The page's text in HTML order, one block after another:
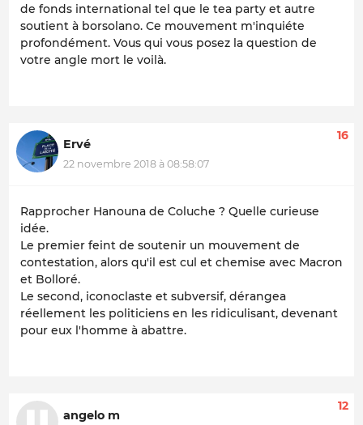
de fonds international tel que le tea party et autre
soutient à borsolano. Ce mouvement m'inquiéte
profondément. Vous qui vous posez la question de
votre angle mort le voilà.
Ervé
22 novembre 2018 à 08:58:07
16
Rapprocher Hanouna de Coluche ? Quelle curieuse
idée.
Le premier feint de soutenir un mouvement de
contestation, alors qu'il est cul et chemise avec Macron
et Bolloré.
Le second, iconoclaste et subversif, dérangea
réellement les politiciens en les ridiculisant, devenant
pour eux l'homme à abattre.
angelo m
12